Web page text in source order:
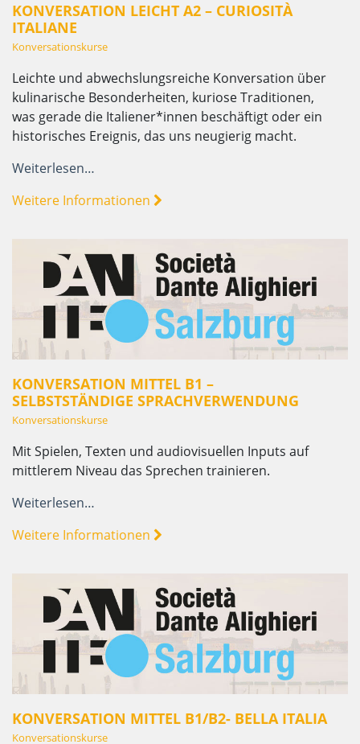
KONVERSATION LEICHT A2 – CURIOSITÀ
ITALIANE
Konversationskurse
Leichte und abwechslungsreiche Konversation über
kulinarische Besonderheiten, kuriose Traditionen,
was gerade die Italiener*innen beschäftigt oder ein
historisches Ereignis, das uns neugierig macht.
Weiterlesen…
Weitere Informationen
KONVERSATION MITTEL B1 –
SELBSTSTÄNDIGE SPRACHVERWENDUNG
Konversationskurse
Mit Spielen, Texten und audiovisuellen Inputs auf
mittlerem Niveau das Sprechen trainieren.
Weiterlesen…
Weitere Informationen
KONVERSATION MITTEL B1/B2- BELLA ITALIA
Konversationskurse